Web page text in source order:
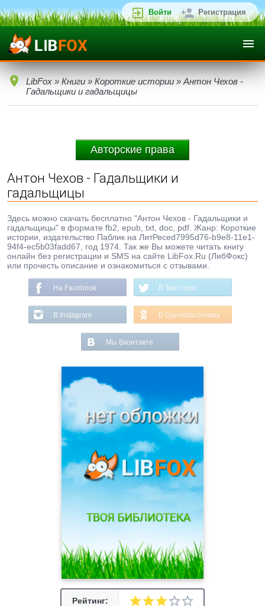
Войти Регистрация
LibFox » Книги » Короткие истории » Антон Чехов -
Гадальщики и гадальщицы
Авторские права
Антон Чехов - Гадальщики и
гадальщицы
Здесь можно скачать бесплатно "Антон Чехов - Гадальщики и
гадальщицы" в формате fb2, epub, txt, doc, pdf. Жанр: Короткие
истории, издательство Паблик на ЛитРесеd7995d76-b9e8-11e1-
94f4-ec5b03fadd67, год 1974. Так же Вы можете читать книгу
онлайн без регистрации и SMS на сайте LibFox.Ru (ЛибФокс)
или прочесть описание и ознакомиться с отзывами.
На Facebook В Твиттере
В Instagram В Одноклассниках
Мы Вконтакте
Рейтинг: